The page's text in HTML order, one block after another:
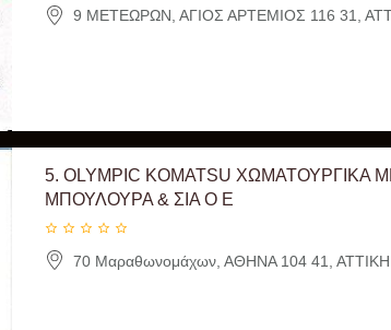
9 ΜΕΤΕΩΡΩΝ, ΑΓΙΟΣ ΑΡΤΕΜΙΟΣ 116 31,
5. OLYMPIC KOMATSU
ΜΠΟΥΛΟΥΡΑ & ΣΙΑ Ο Ε
70 Μαραθωνομάχων, ΑΘΗΝΑ 104 41, ΑΤΤΙΚΗ